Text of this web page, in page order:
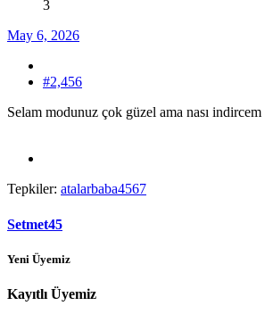
3
May 6, 2026
#2,456
Selam modunuz çok güzel ama nası indircem
Tepkiler: atalarbaba4567
Setmet45
Yeni Üyemiz
Kayıtlı Üyemiz